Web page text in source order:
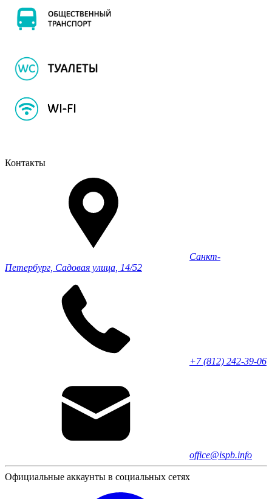
Контакты
Санкт-
Петербург, Садовая улица, 14/52
+7 (812) 242-39-06
office@ispb.info
Официальные аккаунты в социальных сетях